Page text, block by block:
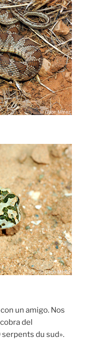
un amigo. Nos
del
du sud».